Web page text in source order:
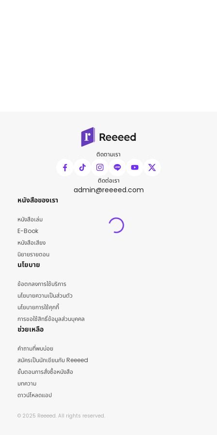
ติดตามเรา
ติดต่อเรา
admin@reeeed.com
หนังสือของเรา
หนังสือเล่ม
E-Book
หนังสือเสียง
นิยายรายตอน
นโยบาย
ข้อตกลงการใช้บริการ
นโยบายความเป็นส่วนตัว
นโยบายการใช้คุกกี้
การขอใช้สิทธิ์ข้อมูลส่วนบุคคล
ช่วยเหลือ
คำถามที่พบบ่อย
สมัครเป็นนักเขียนกับ Reeeed
ขั้นตอนการสั่งซื้อหนังสือ
บทความ
ดาวน์โหลดแอป
© 2025 Reeeed. All rights reserved.